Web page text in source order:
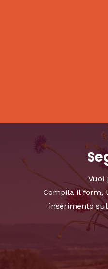
Vuoi
Compila il form,
inserimento